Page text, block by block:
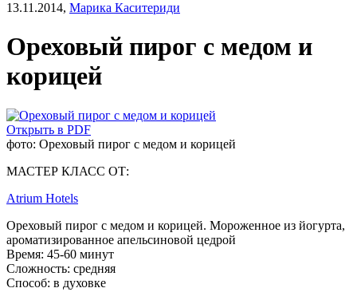
13.11.2014, Марика Каситериди
Ореховый пирог с медом и
корицей
Открыть в PDF
фото: Ореховый пирог с медом и корицей
МАСТЕР КЛАСС ОТ:
Atrium Hotels
Ореховый пирог с медом и корицей. Мороженное из йогурта,
ароматизированное апельсиновой цедрой
Время: 45-60 минут
Сложность: средняя
Способ: в духовке